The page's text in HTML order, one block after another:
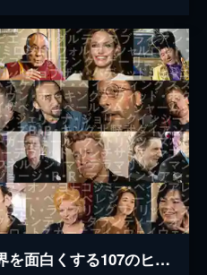
天才たちの頭の中 世界を面白くする107のヒント